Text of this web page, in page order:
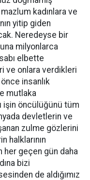
kadınlara ve
yitip giden
Neredeyse bir
milyonlarca
elbette
ve onlara verdikleri
insanlık
mutlaka
işin öncülüğünü tüm
devletlerin ve
zulme gözlerini
halklarının
her geçen gün daha
bizi
de aldığımız